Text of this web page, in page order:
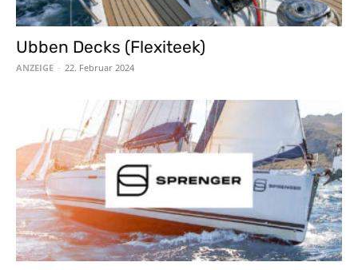
Ubben Decks (Flexiteek)
ANZEIGE - 22. Februar 2024